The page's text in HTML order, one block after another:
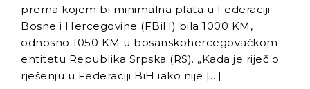
prema kojem bi minimalna plata u Federaciji
Bosne i Hercegovine (FBiH) bila 1000 KM,
odnosno 1050 KM u bosanskohercegovačkom
entitetu Republika Srpska (RS). „Kada je riječ o
rješenju u Federaciji BiH iako nije […]